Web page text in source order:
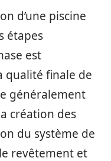
d’une piscine
étapes
est
qualité finale de
généralement
création des
du système de
revêtement et